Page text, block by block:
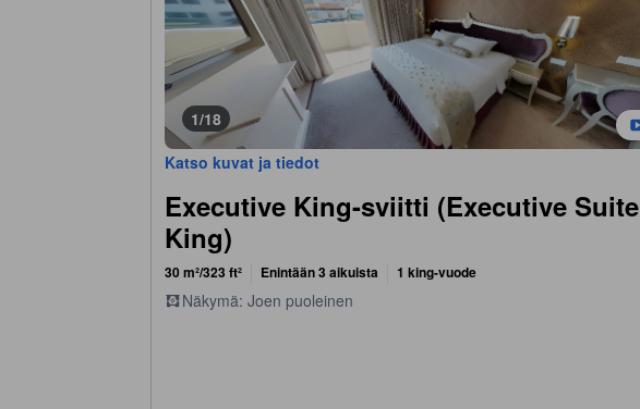
1/18
Katso kuvat ja tiedot
Executive King-sviitti (Executive Suite
King)
30 m²/323 ft² Enintään 3 aikuista 1 king-vuode
Näkymä: Joen puoleinen